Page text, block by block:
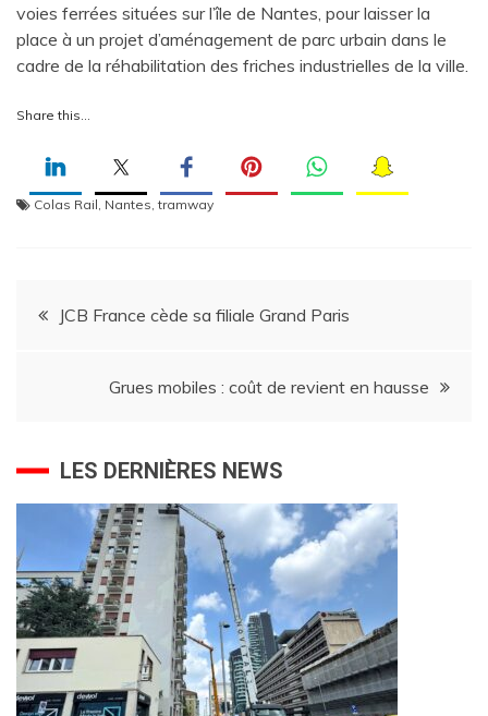
voies ferrées situées sur l’île de Nantes, pour laisser la
place à un projet d’aménagement de parc urbain dans le
cadre de la réhabilitation des friches industrielles de la ville.
Share this…
Colas Rail Nantes ,tramway
Navigation
JCB France cède sa filiale Grand Paris
Grues mobiles : coût de revient en hausse
LES DERNIÈRES NEWS